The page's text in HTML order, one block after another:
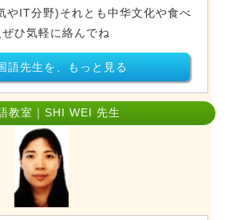
やIT分野)それとも中华文化や食べ
ひ気軽に絡んでね
語先生を、もっと見る
教室｜SHI WEI 先生